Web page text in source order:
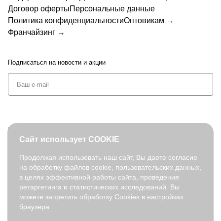
Договор офертыПерсональные данные
Политика конфиденциальностиОптовикам →
Франчайзинг →
Подписаться на новости и акции
© 2026. fabretti.ru. Все права защищены
На информационном ресурсе применяются
рекомендательные
технологии .
Все ресурсы сайта fabretti.ru, включая (но не ограничиваясь)
Сайт использует COOKIE
Продолжая использовать наш сайт, Вы даете согласие
на обработку файлов cookie, пользовательских данных,
в целях эффективной работы сайта, проведения
ретаргетинга и статистических исследований. Вы
можете запретить обработку Cookies в настройках
браузера.